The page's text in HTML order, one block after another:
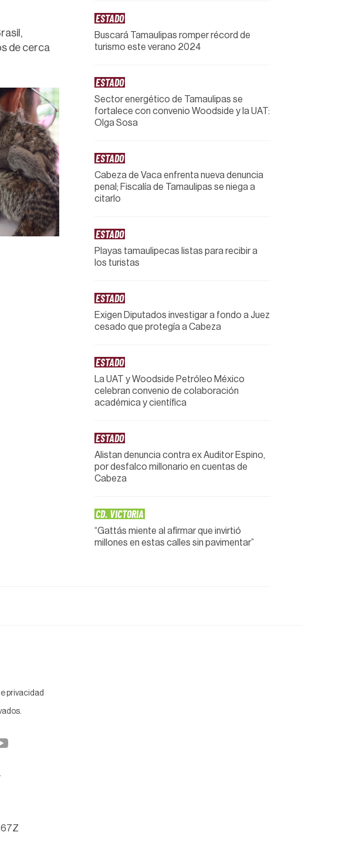
de cerca
ESTADO
Buscará Tamaulipas romper récord de
turismo este verano 2024
ESTADO
Sector energético de Tamaulipas se
fortalece con convenio Woodside y la UAT:
Olga Sosa
ESTADO
Cabeza de Vaca enfrenta nueva denuncia
penal; Fiscalía de Tamaulipas se niega a
citarlo
ESTADO
Playas tamaulipecas listas para recibir a
los turistas
ESTADO
Exigen Diputados investigar a fondo a Juez
cesado que protegía a Cabeza
ESTADO
La UAT y Woodside Petróleo México
celebran convenio de colaboración
académica y científica
ESTADO
Alistan denuncia contra ex Auditor Espino,
por desfalco millonario en cuentas de
Cabeza
CD. VICTORIA
“Gattás miente al afirmar que invirtió
millones en estas calles sin pavimentar”
privacidad